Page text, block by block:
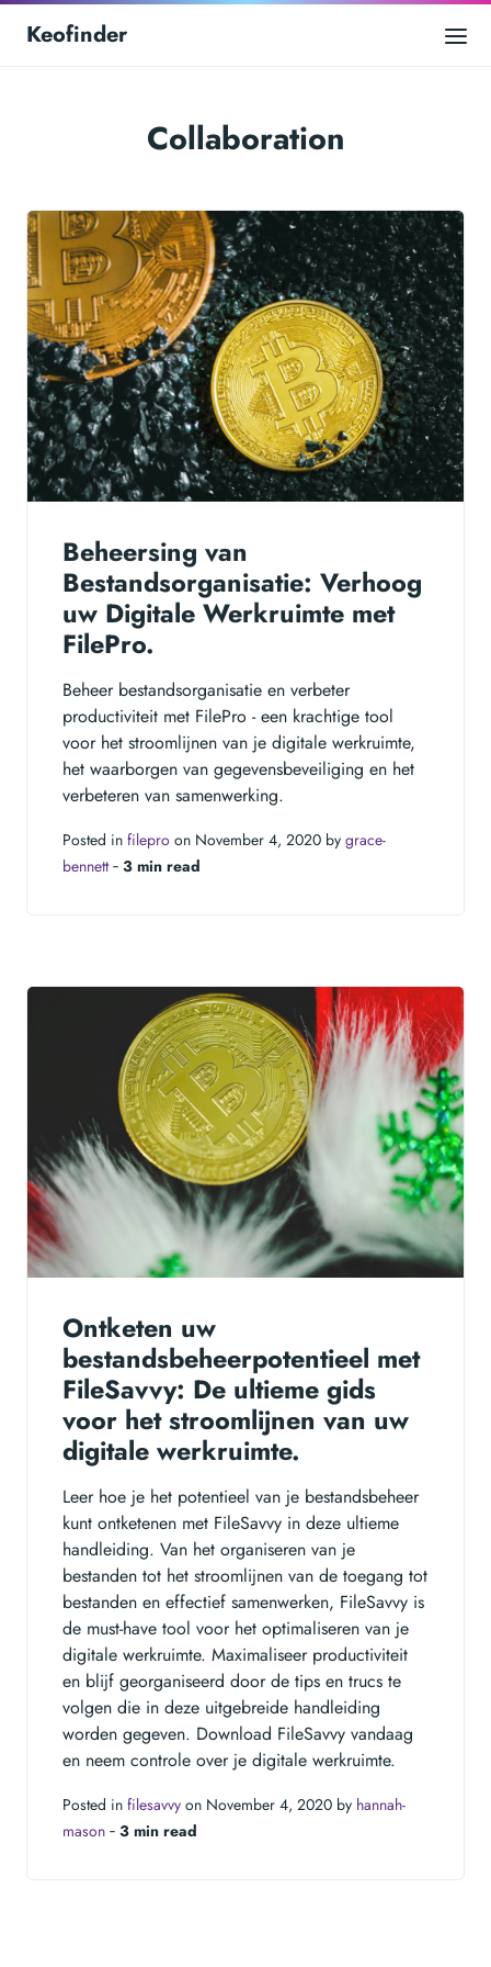
Keofinder
Collaboration
Beheersing van
Bestandsorganisatie: Verhoog
uw Digitale Werkruimte met
FilePro.
Beheer bestandsorganisatie en verbeter
productiviteit met FilePro - een krachtige tool
voor het stroomlijnen van je digitale werkruimte,
het waarborgen van gegevensbeveiliging en het
verbeteren van samenwerking.
Posted in filepro on November 4, 2020 by grace-
bennett‐ 3 min read
Ontketen uw
bestandsbeheerpotentieel met
FileSavvy: De ultieme gids
voor het stroomlijnen van uw
digitale werkruimte.
Leer hoe je het potentieel van je bestandsbeheer
kunt ontketenen met FileSavvy in deze ultieme
handleiding. Van het organiseren van je
bestanden tot het stroomlijnen van de toegang tot
bestanden en effectief samenwerken, FileSavvy is
de must-have tool voor het optimaliseren van je
digitale werkruimte. Maximaliseer productiviteit
en blijf georganiseerd door de tips en trucs te
volgen die in deze uitgebreide handleiding
worden gegeven. Download FileSavvy vandaag
en neem controle over je digitale werkruimte.
Posted in filesavvy on November 4, 2020 by hannah-
mason ‐ 3 min read